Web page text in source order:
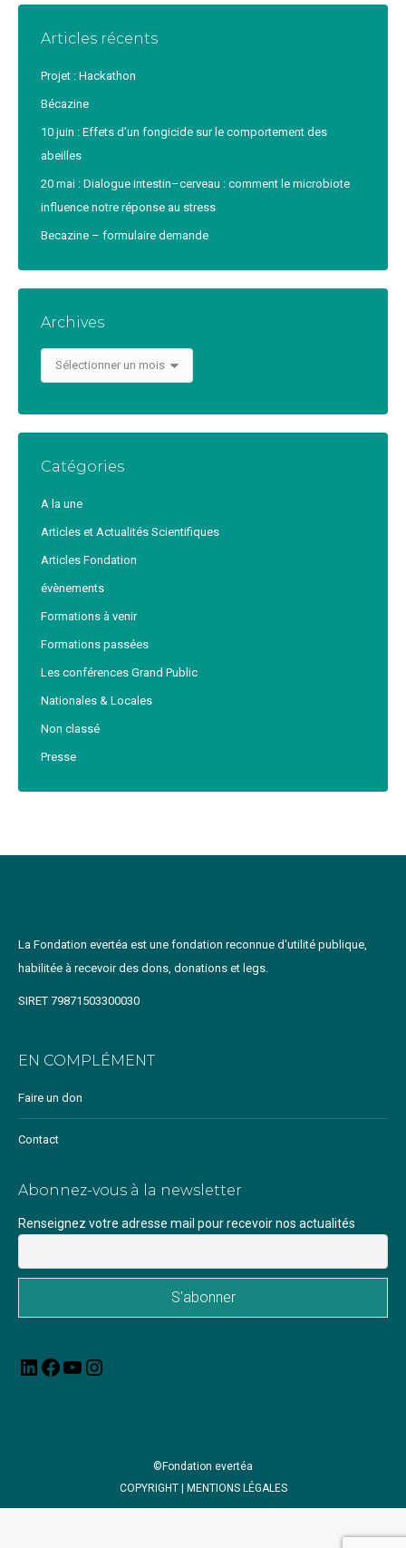
Articles récents
Projet : Hackathon
Bécazine
10 juin : Effets d’un fongicide sur le comportement des
abeilles
20 mai : Dialogue intestin–cerveau : comment le microbiote
influence notre réponse au stress
Becazine – formulaire demande
Archives
Archives
Catégories
A la une
Articles et Actualités Scientifiques
Articles Fondation
évènements
Formations à venir
Formations passées
Les conférences Grand Public
Nationales & Locales
Non classé
Presse
La Fondation evertéa est une fondation reconnue d'utilité publique,
habilitée à recevoir des dons, donations et legs.
SIRET 79871503300030
EN COMPLÉMENT
Faire un don
Contact
Abonnez-vous à la newsletter
Renseignez votre adresse mail pour recevoir nos actualités
LinkedInFacebook
YouTube
©Fondation evertéa
COPYRIGHT | MENTIONS LÉGALES